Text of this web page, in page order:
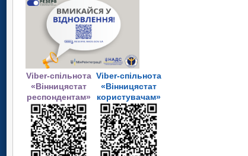
Viber-спільнота
«Вінницястат
респондентам»
Viber-спільнота
«Вінницястат
користувачам»